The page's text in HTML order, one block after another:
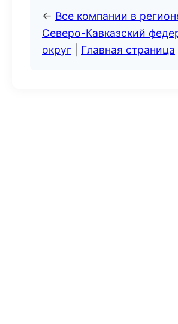
← Все компании в
Северо-Кавказский
округ
Главная страница